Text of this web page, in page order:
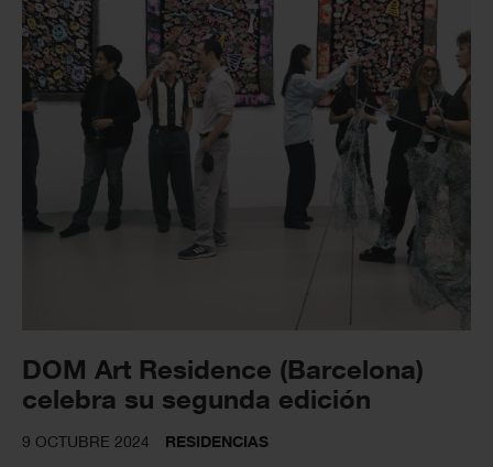
DOM Art Residence (Barcelona)
celebra su segunda edición
9 OCTUBRE 2024 RESIDENCIAS